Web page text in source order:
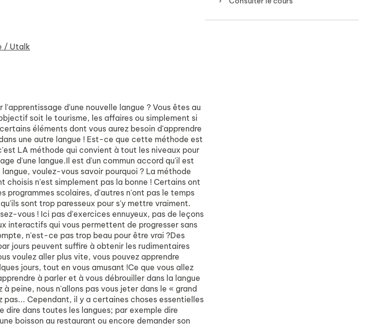
/ Utalk
l'apprentissage d'une nouvelle langue ? Vous êtes au
soit le tourisme, les affaires ou simplement si
éléments dont vous aurez besoin d'apprendre
une autre langue ! Est-ce que cette méthode est
LA méthode qui convient à tout les niveaux pour
d'une langue.Il est d'un commun accord qu'il est
voulez-vous savoir pourquoi ? La méthode
choisis n'est simplement pas la bonne ! Certains ont
programmes scolaires, d'autres n'ont pas le temps
sont trop paresseux pour s'y mettre vraiment.
vous ! Ici pas d'exercices ennuyeux, pas de leçons
interactifs qui vous permettent de progresser sans
n'est-ce pas trop beau pour être vrai ?Des
jours peuvent suffire à obtenir les rudimentaires
voulez aller plus vite, vous pouvez apprendre
jours, tout en vous amusant !Ce que vous allez
à parler et à vous débrouiller dans la langue
à peine, nous n'allons pas vous jeter dans le « grand
pas... Cependant, il y a certaines choses essentielles
dire dans toutes les langues; par exemple dire
boisson au restaurant ou encore demander son